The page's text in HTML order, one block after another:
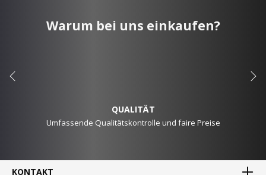
Warum bei uns einkaufen?
QUALITÄT
Umfassende Qualitätskontrolle und faire Preise
KONTAKT